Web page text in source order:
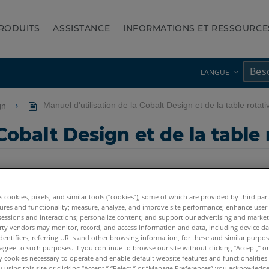
ASSISTANCE INFORMATIONS ET
LANGUE
Manuel d'utilisation de la Cobalt Design et de la table
Design et de la table
cookies, pixels, and similar tools (“cookies”), some of which are provided by third
and functionality; measure, analyze, and improve site performance; enhance user
and interactions; personalize content; and support our advertising and
vendors may monitor, record, and access information and data, including device
referring URLs and other browsing information, for these and similar
to such purposes. If you continue to browse our site without clicking “Accept,”
cookies necessary to operate and enable default website features and